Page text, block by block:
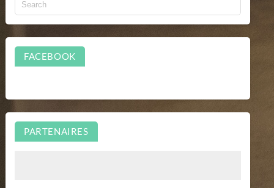
FACEBOOK
PARTENAIRES